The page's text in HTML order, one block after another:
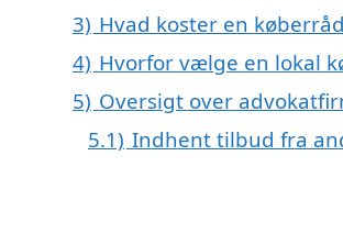
3) Hvad koster en
4) Hvorfor vælge en lokal
5) Oversigt over
5.1) Indhent tilbud fra